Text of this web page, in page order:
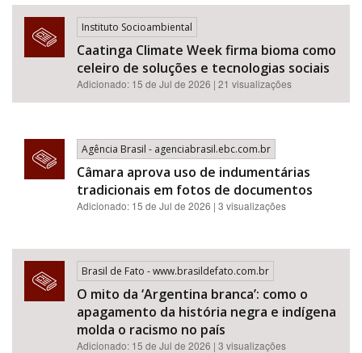
Instituto Socioambiental
Caatinga Climate Week firma bioma como
celeiro de soluções e tecnologias sociais
Adicionado: 15 de Jul de 2026 | 21 visualizações
Agência Brasil - agenciabrasil.ebc.com.br
Câmara aprova uso de indumentárias
tradicionais em fotos de documentos
Adicionado: 15 de Jul de 2026 | 3 visualizações
Brasil de Fato - www.brasildefato.com.br
O mito da ‘Argentina branca’: como o
apagamento da história negra e indígena
molda o racismo no país
Adicionado: 15 de Jul de 2026 | 3 visualizações